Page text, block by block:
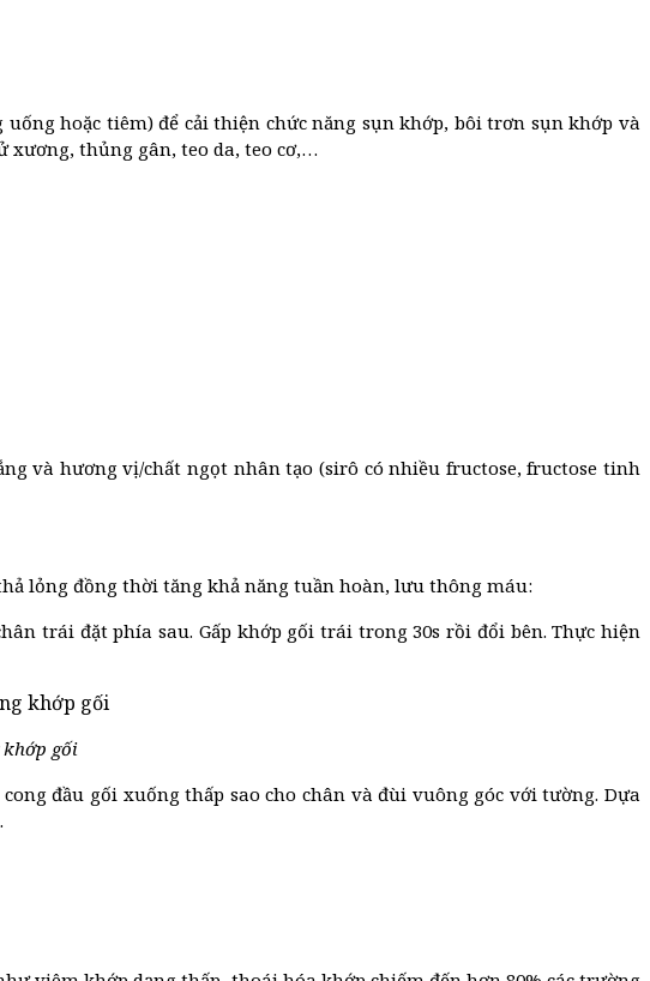
hoặc tiêm) để cải thiện chức năng sụn khớp, bôi trơn sụn khớp và
xương, thủng gân, teo da, teo cơ,…
và hương vị/chất ngọt nhân tạo (sirô có nhiều fructose, fructose tinh
lỏng đồng thời tăng khả năng tuần hoàn, lưu thông máu:
trái đặt phía sau. Gấp khớp gối trái trong 30s rồi đổi bên. Thực hiện
gối
đầu gối xuống thấp sao cho chân và đùi vuông góc với tường. Dựa